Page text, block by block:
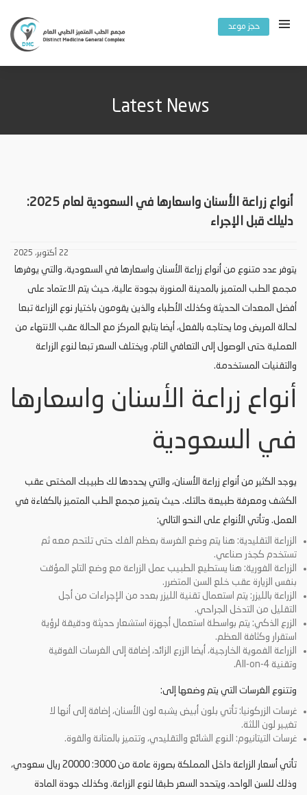
حجز موعد
Latest News
أنواع زراعة الأسنان واسعارها في السعودية لعام 2025:
دليلك قبل الإجراء
22 أكتوبر، 2025
يتوفر عدد متنوع من أنواع زراعة الأسنان واسعارها في السعودية، والتي يوفرها
مجمع الطب المتميز بالمدينة المنورة بجودة عالية، حيث يتم الاعتماد على
أفضل المعدات الحديثة وكذلك الأطباء والذين يقومون باختيار نوع الزراعة تبعا
لحالة المريض وما يحتاجه بالفعل، أيضا يتابع المركز مع الحالة عقب الانتهاء من
العملية حتى الوصول إلى التعافي التام، ويختلف السعر تبعا لنوع الزراعة
والتقنيات المستخدمة.
أنواع زراعة الأسنان واسعارها
في السعودية
يوجد الكثير من أنواع زراعة الأسنان، والتي يحددها لك طبيبك المختص عقب
الكشف ومعرفة طبيعة حالتك. حيث يتميز مجمع الطب المتميز بالكفاءة في
العمل. وتأتي الأنواع على النحو التالي:
الزراعة التقليدية: هنا يتم وضع الغرسة بعظم الفك حتى تلتحم معه ثم
تستخدم كجذر صناعي.
الزراعة الفورية: هنا يستطيع الطبيب عمل الزراعة مع وضع التاج المؤقت
بنفس الزيارة عقب خلع السن المتضرر.
الزراعة بالليزر: يتم استعمال تقنية الليزر بعدد من الإجراءات من أجل
التقليل من التدخل الجراحي.
الزرع الذكي: يتم بواسطة استعمال أجهزة استشعار حديثة ودقيقة لرؤية
استقرار وكثافة العظم.
الزراعة الفموية الخارجية، أيضا الزرع الزائد، إضافة إلى الغرسات الفوقية
وتقنية All-on-4.
وتتنوع الغرسات التي يتم وضعها إلى:
غرسات الزركونيا: تأتي بلون أبيض يشبه لون الأسنان، إضافة إلى أنها لا
تغيير لون اللثة.
غرسات التيتانيوم: النوع الشائع والتقليدي، وتتميز بالمتانة والقوة.
تأتي أسعار الزراعة داخل المملكة بصورة عامة من 3000: 20000 ريال سعودي،
وذلك للسن الواحد، ويتحدد السعر طبقا لنوع الزراعة. وكذلك جودة المادة